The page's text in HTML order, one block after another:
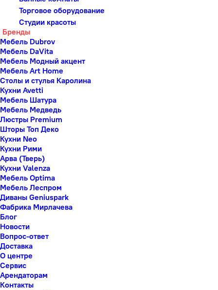
Торговое оборудование
Студии красоты
Бренды
Мебель Dubrov
Мебель DaVita
Мебель Модный акцент
Мебель Art Home
Столы и стулья Каролина
Кухни Avetti
Мебель Шатура
Мебель Медведь
Люстры Premium
Шторы Топ Деко
Кухни Neo
Кухни Рими
Арва (Тверь)
Кухни Valenza
Мебель Optima
Мебель Леспром
Диваны Geniuspark
Фабрика Мирлачева
Блог
Новости
Вопрос-ответ
Доставка
О центре
Сервис
Арендаторам
Контакты